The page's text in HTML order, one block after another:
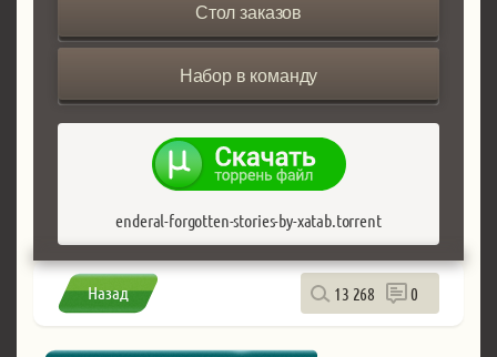
Стол заказов
Набор в команду
enderal-forgotten-stories-by-xatab.torrent
Назад 13 268 0